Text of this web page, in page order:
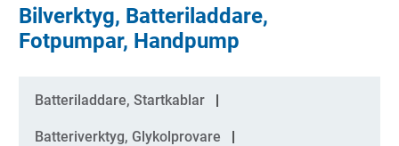
Bilverktyg, Batteriladdare,
Fotpumpar, Handpump
Kategorier
Batteriladdare, Startkablar
Batteriverktyg, Glykolprovare